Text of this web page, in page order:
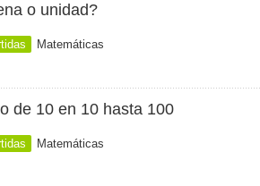
o unidad?
Matemáticas
de 10 en 10 hasta 100
Matemáticas